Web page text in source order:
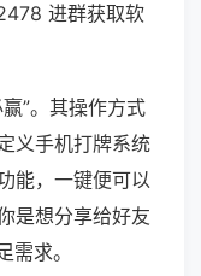
进群获取软
”。其操作方式
义手机打牌系统
能，一键便可以
是想分享给好友
求。